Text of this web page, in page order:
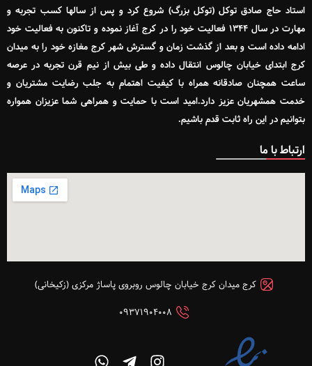
استاد حاج صادق توکل (توکل بزرگ) شروع کرد و پس از سالها کسب تجربه و
مهارت در سال ۱۳۴۴ فعالیت خود را در کرج آغاز نموده و تاکنون به فعالیت خود
ادامه داده است و بعد از گذشت زمان و گسترش شهر کرج مغازه خود را به میدان
کرج ابتدای خیابان چالوس انتقال داده و طی بیش از نیم قرن تجربه در عرصه
ساعت همچنان صادقانه همراه با کیفیت اهتمام به جلب رضایت مشتریان و
خدمت همشهریان عزیز دارد.امید است با حمایت و همراهی شما عزیزان همواره
بتوانیم در این راه ثابت قدم باشیم.
ارتباط با ما
کرج میدان کرج خیابان چالوس روبروی پاساژ مرکزی (زکیخانی)
۰۹۳۷۱۹۰۴۰۰۸